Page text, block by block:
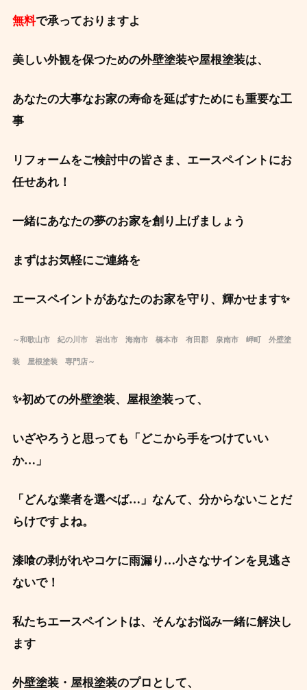
無料で承っておりますよ
美しい外観を保つための外壁塗装や屋根塗装は、
あなたの大事なお家の寿命を延ばすためにも重要な工
事
リフォームをご検討中の皆さま、エースペイントにお
任せあれ！
一緒にあなたの夢のお家を創り上げましょう
まずはお気軽にご連絡を
エースペイントがあなたのお家を守り、輝かせます✨
～和歌山市 紀の川市 岩出市 海南市 橋本市 有田郡 泉南市 岬町 外壁塗
装 屋根塗装 専門店～
✨初めての外壁塗装、屋根塗装って、
いざやろうと思っても「どこから手をつけていい
か…」
「どんな業者を選べば…」なんて、分からないことだ
らけですよね。
漆喰の剥がれやコケに雨漏り…小さなサインを見逃さ
ないで！
私たちエースペイントは、そんなお悩み一緒に解決し
ます
外壁塗装・屋根塗装のプロとして、